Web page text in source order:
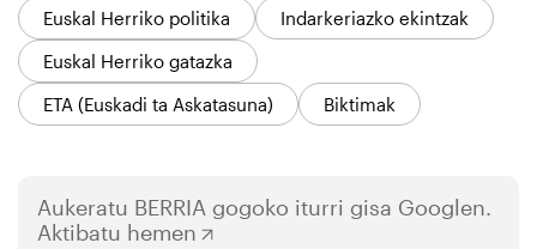
Euskal Herriko politika
Indarkeriazko ekintzak
Euskal Herriko gatazka
ETA (Euskadi ta Askatasuna)
Biktimak
Aukeratu BERRIA gogoko iturri gisa Googlen.
Aktibatu hemen